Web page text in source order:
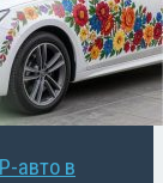
авто в